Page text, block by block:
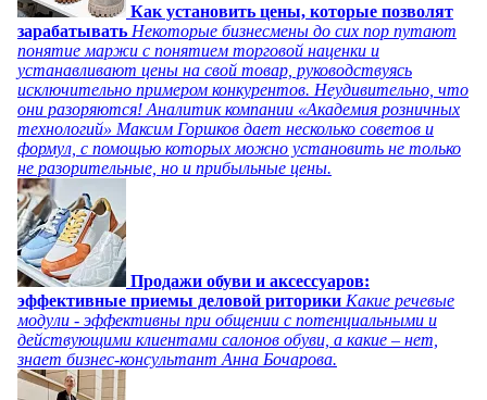
Как установить цены, которые позволят
зарабатывать Некоторые бизнесмены до сих пор путают
понятие маржи с понятием торговой наценки и
устанавливают цены на свой товар, руководствуясь
исключительно примером конкурентов. Неудивительно, что
они разоряются! Аналитик компании «Академия розничных
технологий» Максим Горшков дает несколько советов и
формул, с помощью которых можно установить не только
не разорительные, но и прибыльные цены.
Продажи обуви и аксессуаров:
эффективные приемы деловой риторики Какие речевые
модули - эффективны при общении с потенциальными и
действующими клиентами салонов обуви, а какие – нет,
знает бизнес-консультант Анна Бочарова.